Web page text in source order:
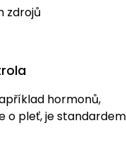
zdrojů
hormonů,
o pleť, je standardem